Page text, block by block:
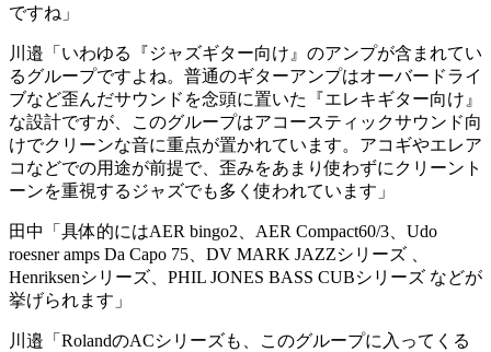
ですね」
川邉「いわゆる『ジャズギター向け』のアンプが含まれてい
るグループですよね。普通のギターアンプはオーバードライ
ブなど歪んだサウンドを念頭に置いた『エレキギター向け』
な設計ですが、このグループはアコースティックサウンド向
けでクリーンな音に重点が置かれています。アコギやエレア
コなどでの用途が前提で、歪みをあまり使わずにクリーント
ーンを重視するジャズでも多く使われています」
田中「具体的にはAER bingo2、AER Compact60/3、Udo
roesner amps Da Capo 75、DV MARK JAZZシリーズ 、
Henriksenシリーズ、PHIL JONES BASS CUBシリーズ などが
挙げられます」
川邉「RolandのACシリーズも、このグループに入ってくる